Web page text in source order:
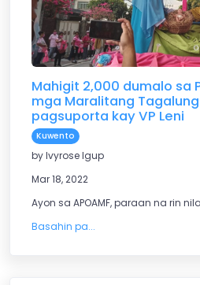
Mahigit 2,000 dumalo sa
mga Maralitang
pagsuporta kay VP Leni
Kuwento
by Ivyrose Igup
Mar 18, 2022
Ayon sa APOAMF, paraan na rin
Basahin pa...